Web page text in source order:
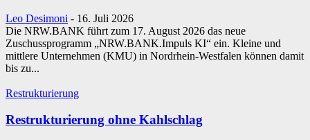
Leo Desimoni - 16. Juli 2026
Die NRW.BANK führt zum 17. August 2026 das neue
Zuschussprogramm „NRW.BANK.Impuls KI“ ein. Kleine und
mittlere Unternehmen (KMU) in Nordrhein-Westfalen können damit
bis zu...
Restrukturierung
Restrukturierung ohne Kahlschlag